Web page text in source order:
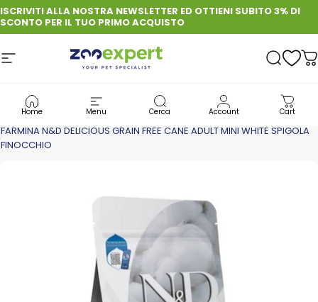
Vai direttamente ai contenuti
ISCRIVITI ALLA NOSTRA NEWSLETTER ED OTTIENI SUBITO 3% DI
SCONTO PER IL TUO PRIMO ACQUISTO
Navigazione del sito
zooexpert Cerca
Home Menu Cerca Account Cart
CANECIBO PER CANE: QUALITÀ, GUSTO E BENESSERE OGNI GIORNO
CROCCHETTE PER CANI
FARMINA N&D DELICIOUS GRAIN FREE CANE ADULT MINI WHITE SPIGOLA
FINOCCHIO